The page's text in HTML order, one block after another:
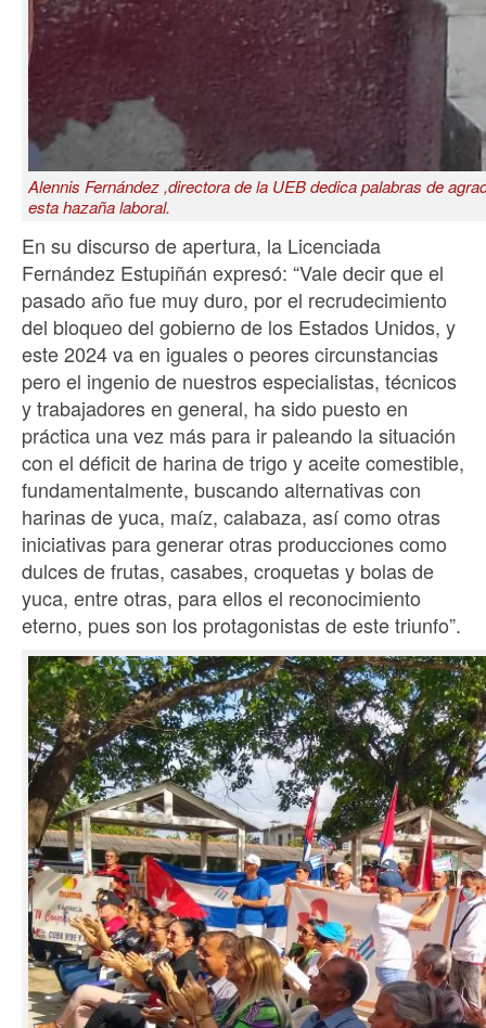
Alennis Fernández ,directora de la UEB dedica palabras de
esta hazaña laboral.
En su discurso de apertura, la Licenciada
Fernández Estupiñán expresó: “Vale decir que el
pasado año fue muy duro, por el recrudecimiento
del bloqueo del gobierno de los Estados Unidos, y
este 2024 va en iguales o peores circunstancias
pero el ingenio de nuestros especialistas, técnicos
y trabajadores en general, ha sido puesto en
práctica una vez más para ir paleando la situación
con el déficit de harina de trigo y aceite comestible,
fundamentalmente, buscando alternativas con
harinas de yuca, maíz, calabaza, así como otras
iniciativas para generar otras producciones como
dulces de frutas, casabes, croquetas y bolas de
yuca, entre otras, para ellos el reconocimiento
eterno, pues son los protagonistas de este triunfo”.